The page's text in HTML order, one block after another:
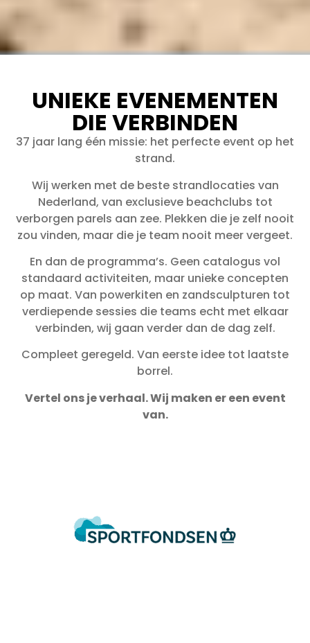
UNIEKE EVENEMENTEN
DIE VERBINDEN
37 jaar lang één missie: het perfecte event op het
strand.
Wij werken met de beste strandlocaties van
Nederland, van exclusieve beachclubs tot
verborgen parels aan zee. Plekken die je zelf nooit
zou vinden, maar die je team nooit meer vergeet.
En dan de programma’s. Geen catalogus vol
standaard activiteiten, maar unieke concepten
op maat. Van powerkiten en zandsculpturen tot
verdiepende sessies die teams echt met elkaar
verbinden, wij gaan verder dan de dag zelf.
Compleet geregeld. Van eerste idee tot laatste
borrel.
Vertel ons je verhaal. Wij maken er een event
van.